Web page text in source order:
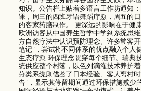
知识。公告栏上贴着多语言工作坊通知
课，周三的西班牙语舞蹈疗愈，周五的
的客家药膳制作。 更深远的影响在于健
欧洲访客从中国养生哲学中学到系统思
方自然疗法中认识预防理念。许多常客
笔记”，尝试将不同体系的优点融入个人
生态疗愈 环保理念贯穿每个细节。瑞典
统供应整个村落，以色列滴灌技术养护
分类系统则借鉴了日本经验。客人离村
告”，显示其停留期间通过环保措施减少